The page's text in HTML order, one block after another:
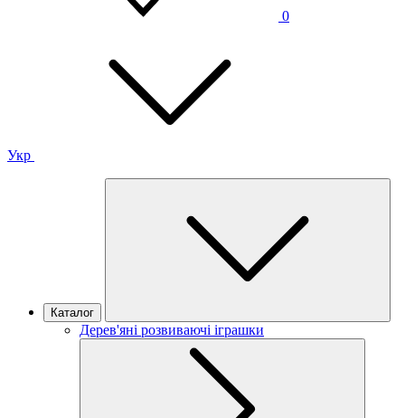
0
Укр
Каталог
Дерев'яні розвиваючі іграшки